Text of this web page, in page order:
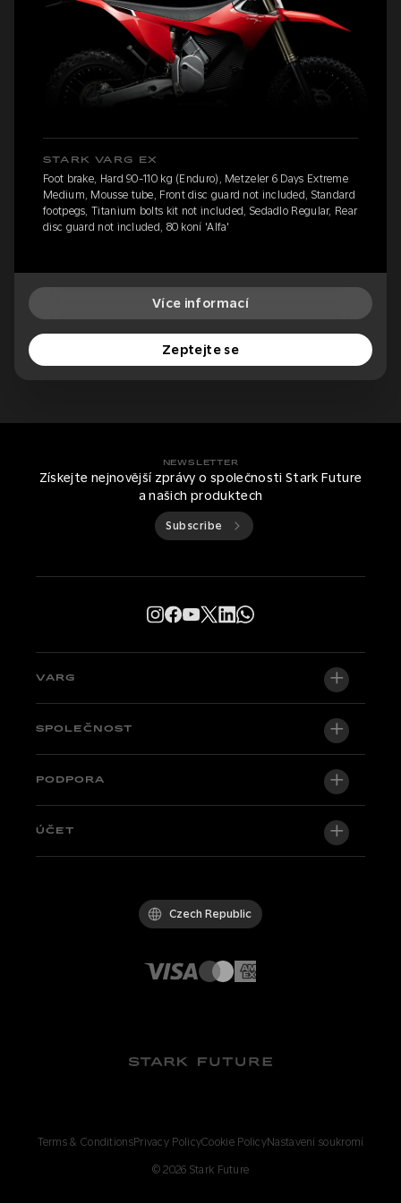
STARK VARG EX
Foot brake, Hard 90-110 kg (Enduro), Metzeler 6 Days Extreme
Medium, Mousse tube, Front disc guard not included, Standard
footpegs, Titanium bolts kit not included, Sedadlo Regular, Rear
disc guard not included, 80 koní 'Alfa'
Více informací
Zeptejte se
NEWSLETTER
Získejte nejnovější zprávy o společnosti Stark Future
a našich produktech
Subscribe
VARG
VARG EX
Factory Edition
Kola skladem
Díly a příslušenství
SPOLEČNOST
O nás
PODPORA
Centrální podpora
Whistleblowing Channel
ÚČET
Czech Republic
Terms & ConditionsPrivacy PolicyCookie PolicyNastavení soukromí
©2026 Stark Future